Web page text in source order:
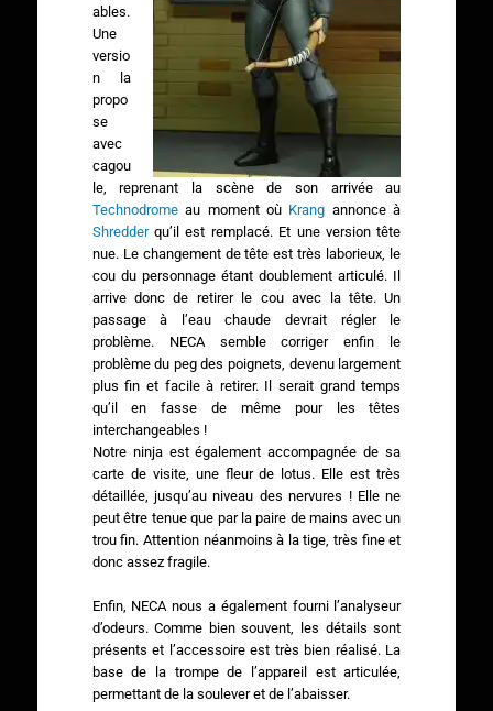
ables.
Une
versio
n la
propo
se
avec
cagou
le, reprenant la scène de son arrivée au
Technodromeau moment où Krang annonce à
Shredderqu’il est remplacé. Et une version tête
nue. Le changement de tête est très laborieux, le
cou du personnage étant doublement articulé. Il
arrive donc de retirer le cou avec la tête. Un
passage à l’eau chaude devrait régler le
problème. NECA semble corriger enfin le
problème du peg des poignets, devenu largement
plus fin et facile à retirer. Il serait grand temps
qu’il en fasse de même pour les têtes
interchangeables !
Notre ninja est également accompagnée de sa
carte de visite, une fleur de lotus. Elle est très
détaillée, jusqu’au niveau des nervures ! Elle ne
peut être tenue que par la paire de mains avec un
trou fin. Attention néanmoins à la tige, très fine et
donc assez fragile.
Enfin, NECA nous a également fourni l’analyseur
d’odeurs. Comme bien souvent, les détails sont
présents et l’accessoire est très bien réalisé. La
base de la trompe de l’appareil est articulée,
permettant de la soulever et de l’abaisser.